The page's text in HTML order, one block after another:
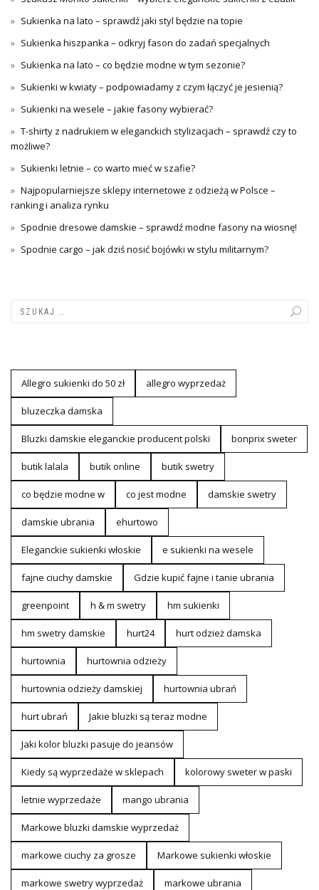
Sukienka na lato – sprawdź jaki styl będzie na topie
Sukienka hiszpanka – odkryj fason do zadań specjalnych
Sukienka na lato – co będzie modne w tym sezonie?
Sukienki w kwiaty – podpowiadamy z czym łączyć je jesienią?
Sukienki na wesele – jakie fasony wybierać?
T-shirty z nadrukiem w eleganckich stylizacjach – sprawdź czy to
możliwe?
Sukienki letnie – co warto mieć w szafie?
Najpopularniejsze sklepy internetowe z odzieżą w Polsce –
ranking i analiza rynku
Spodnie dresowe damskie – sprawdź modne fasony na wiosnę!
Spodnie cargo – jak dziś nosić bojówki w stylu militarnym?
Allegro sukienki do 50 zł allegro wyprzedaż
bluzeczka damska
Bluzki damskie eleganckie producent polski bonprix sweter
butik lalala butik online butik swetry
co będzie modne w co jest modne damskie swetry
damskie ubrania ehurtowo
Eleganckie sukienki włoskie e sukienki na wesele
fajne ciuchy damskie Gdzie kupić fajne i tanie ubrania
greenpoint h & m swetry hm sukienki
hm swetry damskie hurt24 hurt odzież damska
hurtownia hurtownia odzieży
hurtownia odzieży damskiej hurtownia ubrań
hurt ubrań Jakie bluzki są teraz modne
Jaki kolor bluzki pasuje do jeansów
Kiedy są wyprzedaże w sklepach kolorowy sweter w paski
letnie wyprzedaże mango ubrania
Markowe bluzki damskie wyprzedaż
markowe ciuchy za grosze Markowe sukienki włoskie
markowe swetry wyprzedaż markowe ubrania